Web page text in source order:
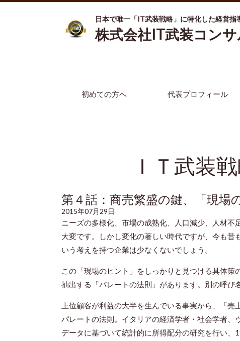
日本で唯一「IT武装戦略」に特化した経営指
株式会社IT武装コン
初めての方へ 代表プロフィール
ＩＴ武装
第４話：商売繁盛の鍵、「現場
2015年07月29日
ニーズの多様化、市場の成熟化、人口減少、人材
大変です。しかし変化の著しい時代ですが、今も昔
いう考えを持つ企業は少なくないでしょう。
この「現場のヒント」をしっかりと見つける具体
抽出する「パレートの法則」があります。別の呼び
上位顧客が利益の大半を生んでいる事実から、「
パレートの法則。イタリアの経済学者・社会学者
データに基づいて統計的に所得配分の研究を行い